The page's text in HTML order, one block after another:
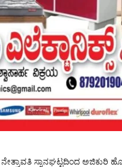
ಸ್ನಾನಘಟ್ಟದಿಂದ ಅಜಿಕುರಿ